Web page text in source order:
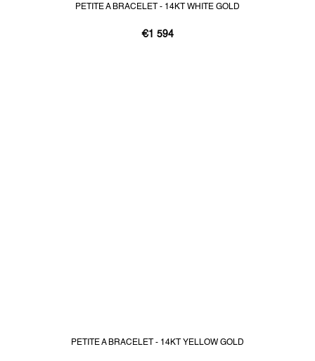
PETITE A BRACELET - 14KT WHITE GOLD
€1 594
PETITE A BRACELET - 14KT YELLOW GOLD